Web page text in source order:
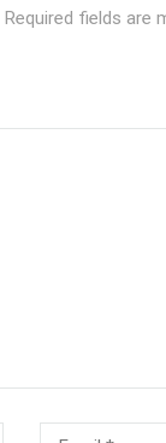
Required fields are